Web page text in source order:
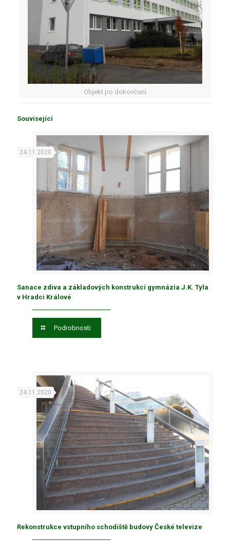
Objekt po dokončení
Související
24.11.2020
Sanace zdiva a základových konstrukcí gymnázia J.K. Tyla
v Hradci Králové
Podrobnosti
24.11.2020
Rekonstrukce vstupního schodiště budovy České televize